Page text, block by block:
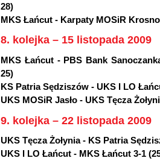
28)
MKS Łańcut - Karpaty MOSiR Krosno
8. kolejka – 15 listopada 2009
MKS Łańcut - PBS Bank
25)
KS Patria Sędziszów - UKS I LO
UKS MOSiR Jasło - UKS Tęcza
9. kolejka – 22 listopada 2009
UKS Tęcza Żołynia - KS Patria
UKS I LO Łańcut - MKS Łańcut 3-1